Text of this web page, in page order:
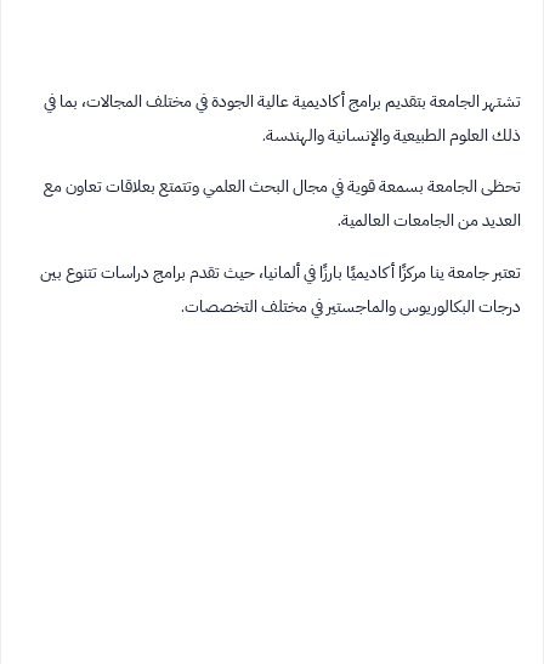
تشتهر الجامعة بتقديم برامج أكاديمية عالية الجودة في مختلف المجالات، بما في
ذلك العلوم الطبيعية والإنسانية والهندسة.
تحظى الجامعة بسمعة قوية في مجال البحث العلمي وتتمتع بعلاقات تعاون مع
العديد من الجامعات العالمية.
تعتبر جامعة ينا مركزًا أكاديميًا بارزًا في ألمانيا، حيث تقدم برامج دراسات تتنوع بين
درجات البكالوريوس والماجستير في مختلف التخصصات.